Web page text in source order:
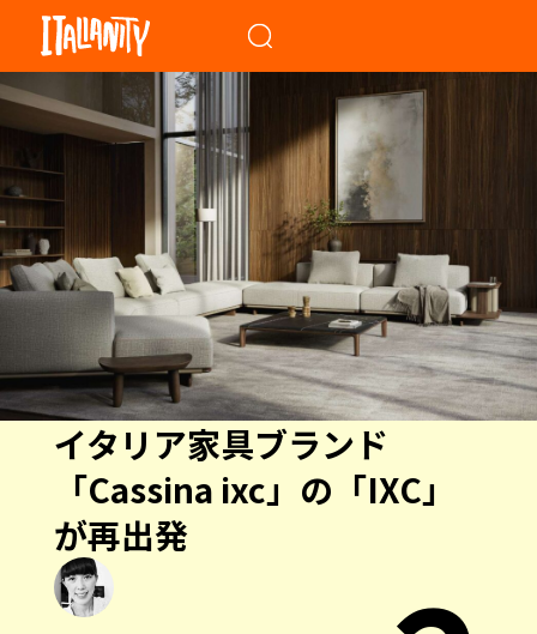
イタリア家具ブランド
「Cassina ixc」の「IXC」
が再出発